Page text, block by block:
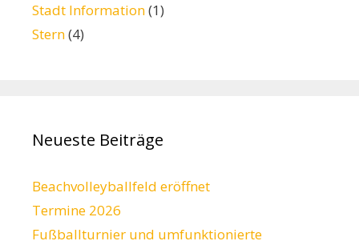
Stadt Information(1)
Stern(4)
Neueste Beiträge
Beachvolleyballfeld eröffnet
Termine 2026
Fußballturnier und umfunktionierte